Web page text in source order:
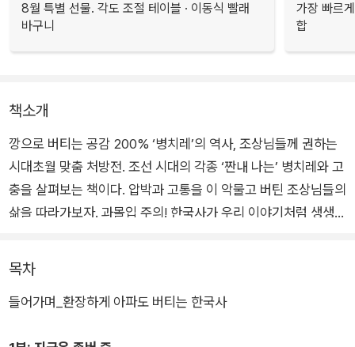
8월 특별 선물. 각도 조절 테이블 · 이동식 빨래
바구니
가장 빠르
합
책소개
깡으로 버티는 공감 200% ‘병치레’의 역사, 조상님들께 권하는
시대초월 맞춤 처방전. 조선 시대의 각종 ‘짠내 나는’ 병치레와 고
충을 살펴보는 책이다. 압박과 고통을 이 악물고 버틴 조상님들의
삶을 따라가보자. 과몰입 주의! 한국사가 우리 이야기처럼 생생하
체계적인 의술이 없던 시절에는 병에 걸리면 더 많이 고생할 수밖
에 없었다. 약사인 저자는 한국사 속 인물에게 현대의 약을 처방
목차
들어가며_환장하게 아파도 버티는 한국사